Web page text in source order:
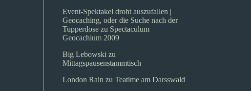
Event-Spektakel droht auszufallen |
Geocaching, oder die Suche nach der
Tupperdose zu Spectaculum
Geocachium 2009
Big Lebowski zu
Mittagspausenstammtisch
London Rain zuTeatime am Darsswald